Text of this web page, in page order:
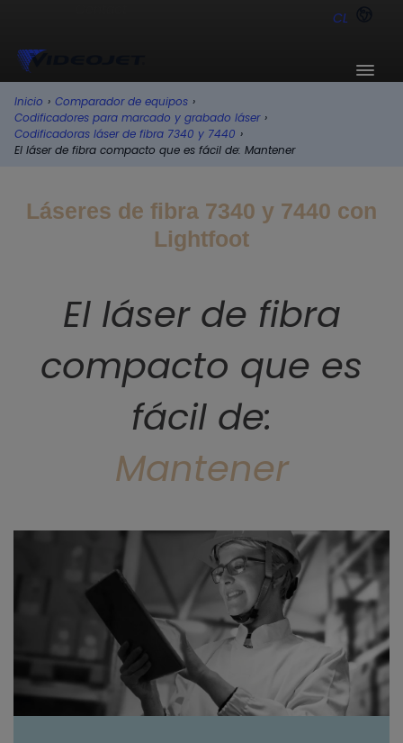
CL
Inicio › Comparador de equipos ›
Codificadores para marcado y grabado láser ›
Codificadoras láser de fibra 7340 y 7440 ›
El láser de fibra compacto que es fácil de: Mantener
Láseres de fibra 7340 y 7440 con
Lightfoot
El láser de fibra
compacto que es
fácil de:
Mantener